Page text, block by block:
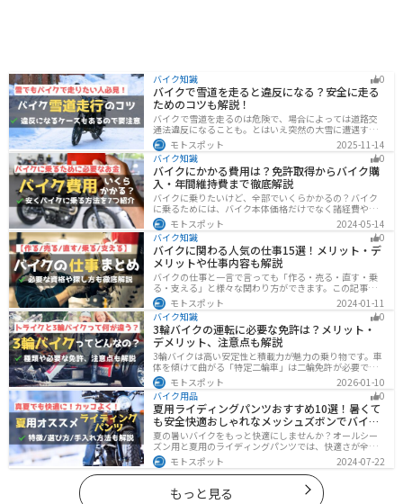
バイク知識 0
バイクで雪道を走ると違反になる？安全に走る
ためのコツも解説！
バイクで雪道を走るのは危険で、場合によっては道路交
通法違反になることも。とはいえ突然の大雪に遭遇する
こともあります。この記事では、雪道で転倒しないため
の走り方のコツや滑り止め対策、雪道に強いバイクの特
徴まで詳しく解説します。
モトスポット
2025-11-14
バイク知識
0
バイクにかかる費用は？免許取得からバイク購
入・年間維持費まで徹底解説
バイクに乗りたいけど、全部でいくらかかるの？バイク
に乗るためには、バイク本体価格だけでなく諸経費や税
金、免許取得費用、ライディングギア、メンテナンス
代、駐車場代などの年間維持費もかかります。この記事
ではバイクに乗るための全ての費用をまとめました。ま
た、できるだけ安く抑えるコツも紹介するので参考にし
て下さい。
モトスポット
2024-05-14
バイク知識
0
バイクに関わる人気の仕事15選！メリット・デ
メリットや仕事内容も解説
バイクの仕事と一言で言っても「作る・売る・直す・乗
る・支える」と様々な関わり方ができます。この記事で
は、バイクに関わる人気の仕事をジャンル別に紹介しま
す。必要な資格や探し方も解説しますので、自分のなり
たい姿をイメージして探してみてください。
モトスポット
2024-01-11
バイク知識
0
3輪バイクの運転に必要な免許は？メリット・
デメリット、注意点も解説
3輪バイクは高い安定性と積載力が魅力の乗り物です。車
体を傾けて曲がる「特定二輪車」は二輪免許が必要です
が、自立する「トライク」は普通自動車免許で運転で
き、ヘルメット着用も任意です。維持費はバイク並みです
が、運転特性や駐車ルールは車種により異なるため、事
前の確認が大切です。
モトスポット
2026-01-10
バイク用品
0
夏用ライディングパンツおすすめ10選！暑くて
も安全快適おしゃれなメッシュズボンでバイク
に乗ろう
夏の暑いバイクをもっと快適にしませんか？オールシー
ズン用と夏用のライディングパンツでは、快適さが全然
違います。生地の大半がメッシュ素材で作られた夏用で
は通気性・透湿性に優れており、熱気を逃しつつ汗をし
っかりと乾かしてくれます。そんな夏用ライディングパ
ンツの選び方や特徴オススメ商品をまとめました。
モトスポット 2024-07-22
もっと見る